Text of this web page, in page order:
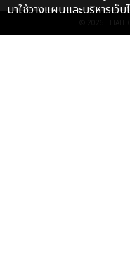
© 2026
มาใช้วางแผนและบริหารเว็